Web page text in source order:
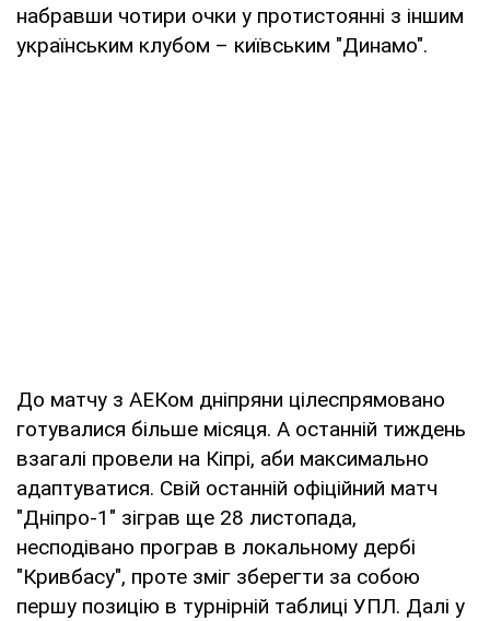
набравши чотири очки у протистоянні з іншим
українським клубом – київським "Динамо".
До матчу з АЕКом дніпряни цілеспрямовано
готувалися більше місяця. А останній тиждень
взагалі провели на Кіпрі, аби максимально
адаптуватися. Свій останній офіційний матч
"Дніпро-1" зіграв ще 28 листопада,
несподівано програв в локальному дербі
"Кривбасу", проте зміг зберегти за собою
першу позицію в турнірній таблиці УПЛ. Далі у